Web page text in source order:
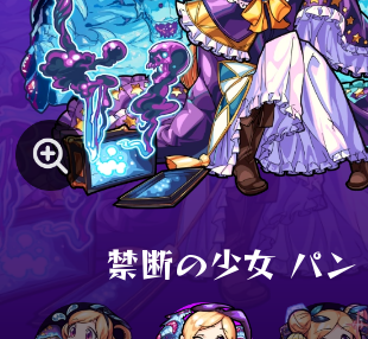
禁断の少女 パ